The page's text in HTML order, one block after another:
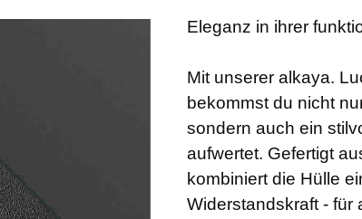
Eleganz in ihrer
Mit unserer alkaya.
bekommst du nicht
sondern auch ein
aufwertet. Gefertigt
kombiniert die Hülle
Widerstandskraft - für